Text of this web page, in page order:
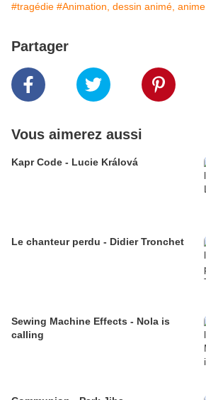
#tragédie #Animation, dessin animé, anime
Partager
Vous aimerez aussi
Kapr Code - Lucie Králová
Le chanteur perdu - Didier Tronchet
Sewing Machine Effects - Nola is
calling